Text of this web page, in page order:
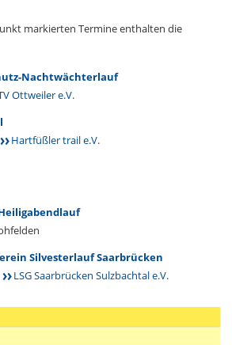
markierten Termine enthalten die
Nachtwächterlauf
Ottweiler e.V.
Hartfüßler trail e.V.
Silvesterlauf Saarbrücken
LSG Saarbrücken Sulzbachtal e.V.